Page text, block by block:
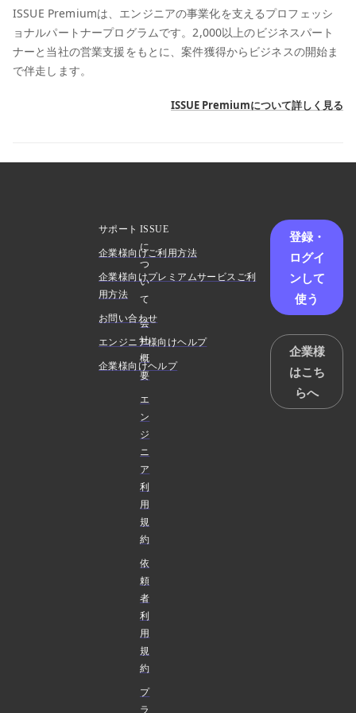
ISSUE Premiumは、エンジニアの事業化を支えるプロフェッシ
ョナルパートナープログラムです。2,000以上のビジネスパート
ナーと当社の営業支援をもとに、案件獲得からビジネスの開始ま
で伴走します。
ISSUE Premiumについて詳しく見る
ISSUE
に
つ
い
て
会
社
概
要
エ
ン
ジ
ニ
ア
利
用
規
約
依
頼
者
利
用
規
約
プ
ラ
サポート
企業様向けご利用方法
企業様向けプレミアムサービスご利
用方法
お問い合わせ
エンジニア様向けヘルプ
企業様向けヘルプ
登録・
ログイ
ンして
使う
企業様
はこち
らへ